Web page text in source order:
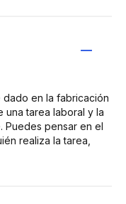
dado en la fabricación
una tarea laboral y la
Puedes pensar en el
realiza la tarea,